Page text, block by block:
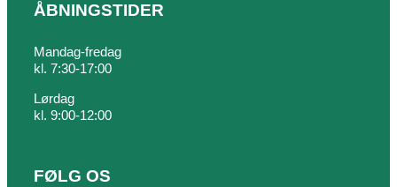
ÅBNINGSTIDER
Mandag-fredag
kl. 7:30-17:00
Lørdag
kl. 9:00-12:00
FØLG OS